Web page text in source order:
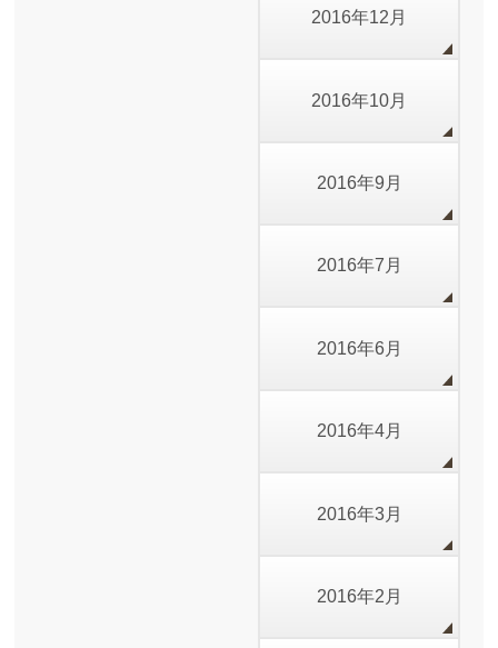
2016年12月
2016年10月
2016年9月
2016年7月
2016年6月
2016年4月
2016年3月
2016年2月